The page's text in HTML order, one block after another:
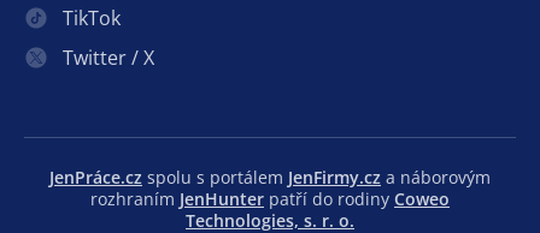
TikTok
Twitter / X
JenPráce.cz spolu s portálem JenFirmy.cz a náborovým
rozhraním JenHunter patří do rodiny Coweo
Technologies, s. r. o.